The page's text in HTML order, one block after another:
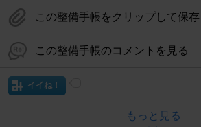
この整備手帳をクリップして保存
この整備手帳のコメントを見る
イイね！
もっと見る